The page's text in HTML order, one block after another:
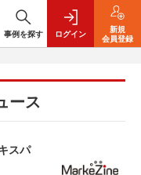
事例を探す ログイン
新規
会員登録
ース
スパ